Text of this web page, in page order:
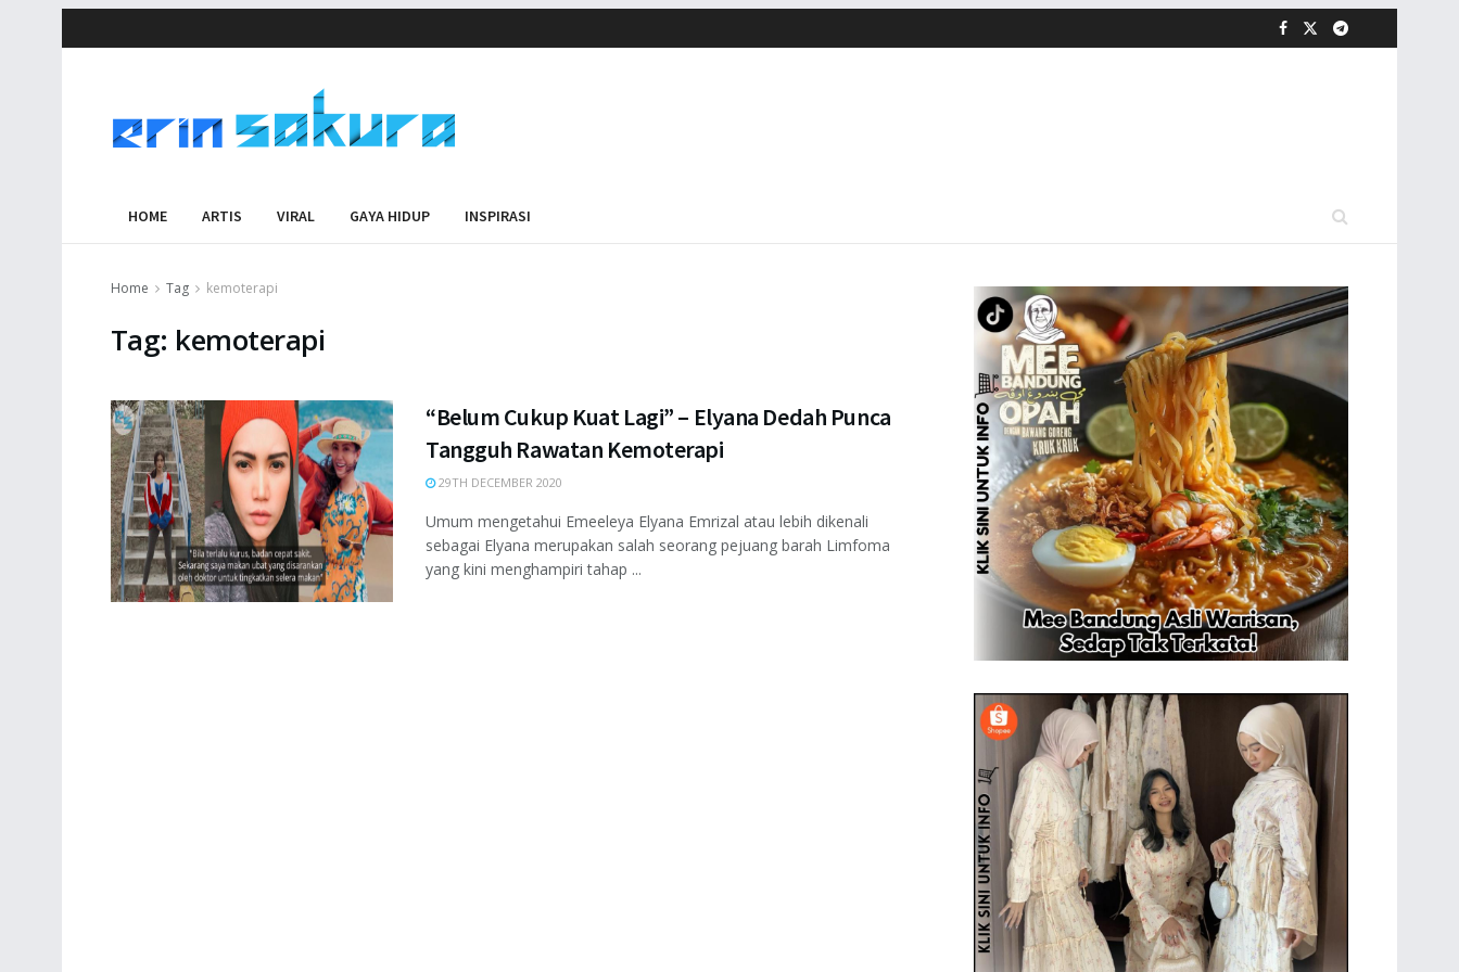
HOME ARTIS VIRAL GAYA HIDUP INSPIRASI
Home Tag kemoterapi
Tag: kemoterapi
“Belum Cukup Kuat Lagi” – Elyana Dedah Punca
Tangguh Rawatan Kemoterapi
29TH DECEMBER 2020
Umum mengetahui Emeeleya Elyana Emrizal atau lebih dikenali
sebagai Elyana merupakan salah seorang pejuang barah Limfoma
yang kini menghampiri tahap ...